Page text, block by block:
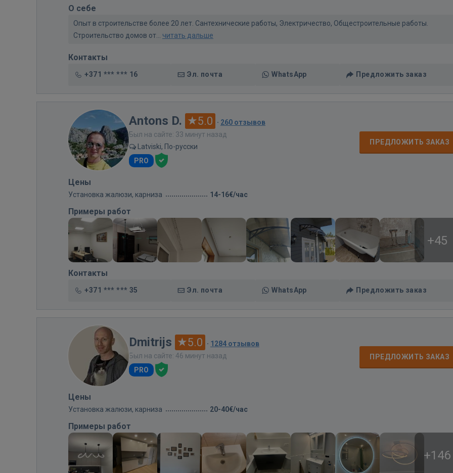
О себе
Опыт в строительстве более 20 лет. Сантехнические работы, Электричество, Общестроительные работы.
Строительство домов от... читать дальше
Контакты
+371 *** *** 16 Эл. почта WhatsApp Предложить заказ
Antons D. 5.0 · 260 отзывов
Был на сайте: 33 минут назад
Latviski, По-русски
PRO
ПРЕДЛОЖИТЬ ЗАКАЗ
Цены
Установка жалюзи, карниза 14-16€/час
Примеры работ
+45
Контакты
+371 *** *** 35 Эл. почта WhatsApp Предложить заказ
Dmitrijs 5.0 · 1284 отзывов
Был на сайте: 46 минут назад
PRO
ПРЕДЛОЖИТЬ ЗАКАЗ
Цены
Установка жалюзи, карниза 20-40€/час
Примеры работ
+146